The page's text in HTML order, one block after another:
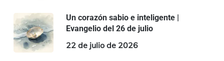
Un corazón sabio e inteligente |
Evangelio del 26 de julio
22 de julio de 2026